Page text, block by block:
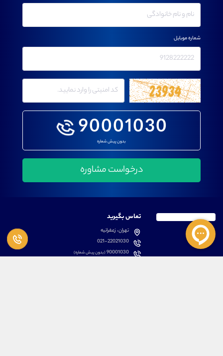
90001030
بدون پیش شماره
شماره موبایل
تماس بگیرید
تهران، زعفرانیه
021-22021030
90001030(بدون پیش شماره)